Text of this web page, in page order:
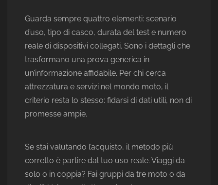
Guarda sempre quattro elementi: scenario
d’uso, tipo di casco, durata del test e numero
reale di dispositivi collegati. Sono i dettagli che
trasformano una prova generica in
un’informazione affidabile. Per chi cerca
attrezzatura e servizi nel mondo moto, il
criterio resta lo stesso: fidarsi di dati utili, non di
promesse ampie.
Se stai valutando l’acquisto, il metodo più
corretto è partire dal tuo uso reale. Viaggi da
solo o in coppia? Fai gruppi da tre moto o da